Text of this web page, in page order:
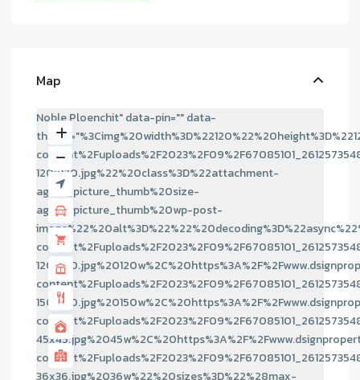
Map
Noble Ploenchit" data-pin="" data-
120x120.jpg%22%20class%3D%22attachment-
agent_picture_thumb%20size-
agent_picture_thumb%20wp-post-
36x36.jpg%2036w%22%20sizes%3D%22%28max-